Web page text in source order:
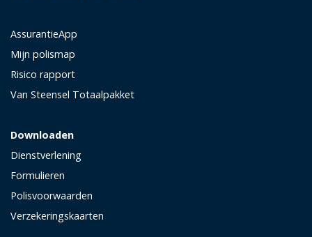
AssurantieApp
Mijn polismap
Risico rapport
Van Steensel Totaalpakket
Downloaden
Dienstverlening
Formulieren
Polisvoorwaarden
Verzekeringskaarten